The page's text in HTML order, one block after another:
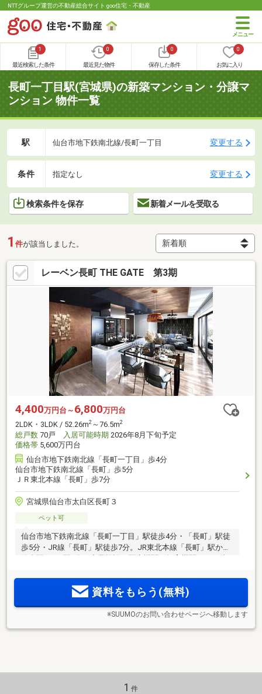
NTTグループ運営の不動産総合サイト goo住宅・不動産
1
最近検索した条件
0
最近見た物件
0
保存した条件
0
お気に入り
長町一丁目駅(宮城県)の新築マンション・分譲マ
ンション 物件一覧
駅 仙台市地下鉄南北線/長町一丁目 変更する
条件 指定なし 変更する
検索条件を保存 新着メールを受取る
1 件が該当しました。
レーベン長町 THE GATE 第3期
4,400万円台～ 6,800万円台
2LDK・3LDK / 52.26m2 ～76.5m2
総戸数 70戸 入居可能時期 2026年8月下旬予定
価格帯 5,600万円台
仙台市地下鉄南北線「長町一丁目」歩4分
仙台市地下鉄南北線「長町」歩5分
ＪＲ東北本線「長町」歩7分
宮城県仙台市太白区長町３
ペット可
仙台市地下鉄南北線「長町一丁目」駅徒歩4分・「長町」駅徒
歩5分・JR線「長町」駅徒歩7分。JR東北本線「長町」駅から
ーベンオリジナルウォーターシステムをはじめ浴室テレビな
ど充実の設備を標準装備。資料をもらう(無料)
※SUUMOのお問い合わせページへ移動します
1 件